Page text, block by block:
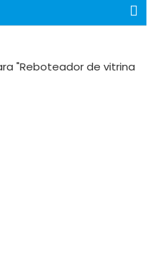
"Reboteador de vitrina